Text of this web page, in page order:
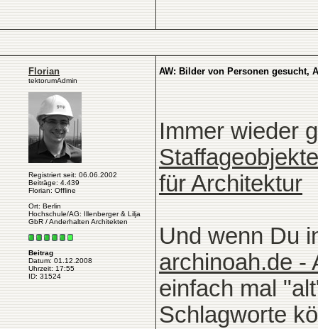
Florian
tektorumAdmin
Registriert seit: 06.06.2002
Beiträge: 4.439
Florian: Offline
Ort: Berlin
Hochschule/AG: Illenberger & Lilja
GbR / Anderhalten Architekten
Beitrag
Datum: 01.12.2008
Uhrzeit: 17:55
ID: 31524
AW: Bilder von Personen gesucht,
Immer wieder
für Architektur
Und wenn Du
archinoah.de -
einfach mal
Schlagworte